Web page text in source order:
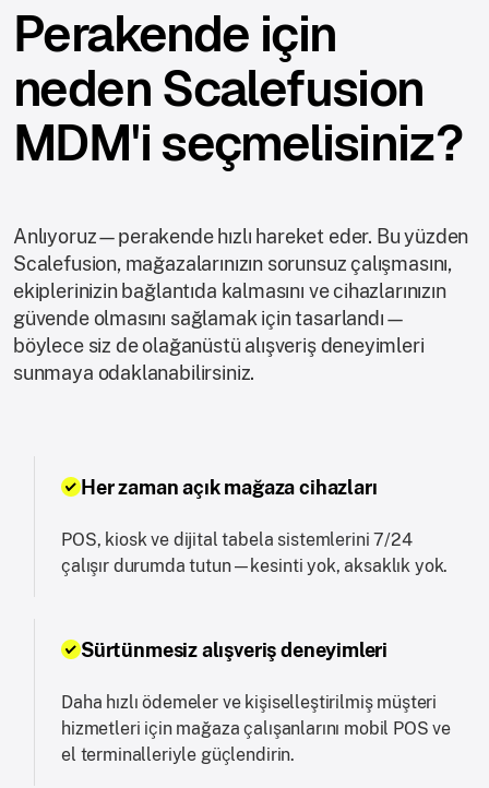
Perakende için
neden Scalefusion
MDM'i seçmelisiniz?
Anlıyoruz—perakende hızlı hareket eder. Bu yüzden
Scalefusion, mağazalarınızın sorunsuz çalışmasını,
ekiplerinizin bağlantıda kalmasını ve cihazlarınızın
güvende olmasını sağlamak için tasarlandı—
böylece siz de olağanüstü alışveriş deneyimleri
sunmaya odaklanabilirsiniz.
Her zaman açık mağaza cihazları
POS, kiosk ve dijital tabela sistemlerini 7/24
çalışır durumda tutun—kesinti yok, aksaklık yok.
Sürtünmesiz alışveriş deneyimleri
Daha hızlı ödemeler ve kişiselleştirilmiş müşteri
hizmetleri için mağaza çalışanlarını mobil POS ve
el terminalleriyle güçlendirin.